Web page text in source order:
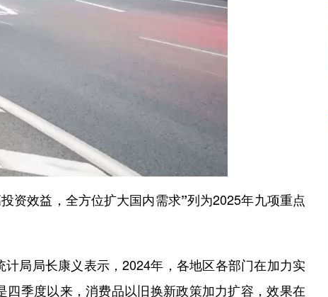
资效益，全方位扩大国内需求”列为2025年九项重点
局局长康义表示，2024年，各地区各部门在加力实
季度以来，消费品以旧换新政策加力扩容，效果在